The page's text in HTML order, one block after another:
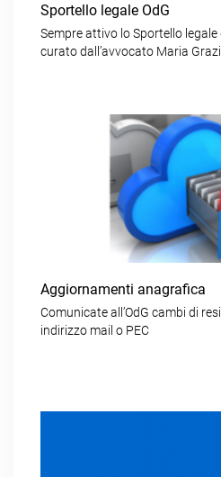
Sportello legale OdG
Sempre attivo lo Sportello legale
curato dall’avvocato Maria
Aggiornamenti anagrafica
Comunicate all’OdG cambi di
indirizzo mail o PEC